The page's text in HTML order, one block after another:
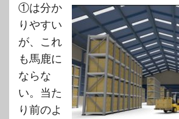
①は分か
りやすい
が、これ
も馬鹿に
ならな
い。当た
り前のよ